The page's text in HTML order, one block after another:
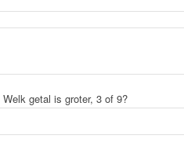
Welk getal is groter, 3 of 9?